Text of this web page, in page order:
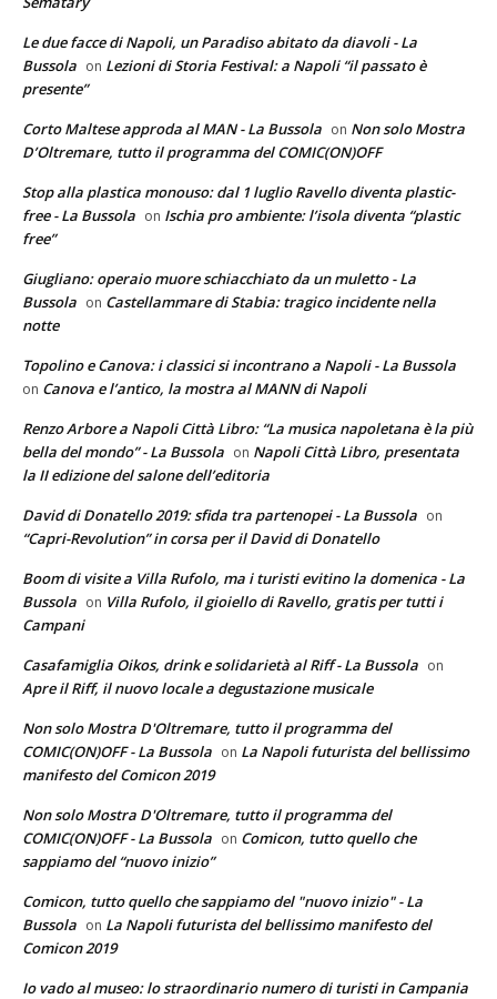
Le due facce di Napoli, un Paradiso abitato da diavoli - La
Bussola on Lezioni di Storia Festival: a Napoli “il passato è
presente”
Corto Maltese approda al MAN - La Bussola on Non solo Mostra
D’Oltremare, tutto il programma del COMIC(ON)OFF
Stop alla plastica monouso: dal 1 luglio Ravello diventa plastic-
free - La Bussola on Ischia pro ambiente: l’isola diventa “plastic
free”
Giugliano: operaio muore schiacchiato da un muletto - La
Bussola on Castellammare di Stabia: tragico incidente nella
notte
Topolino e Canova: i classici si incontrano a Napoli - La Bussola
on Canova e l’antico, la mostra al MANN di Napoli
Renzo Arbore a Napoli Città Libro: “La musica napoletana è la più
bella del mondo” - La Bussola on Napoli Città Libro, presentata
la II edizione del salone dell’editoria
David di Donatello 2019: sfida tra partenopei - La Bussola on
“Capri-Revolution” in corsa per il David di Donatello
Boom di visite a Villa Rufolo, ma i turisti evitino la domenica - La
Bussola on Villa Rufolo, il gioiello di Ravello, gratis per tutti i
Campani
Casafamiglia Oikos, drink e solidarietà al Riff - La Bussola on
Apre il Riff, il nuovo locale a degustazione musicale
Non solo Mostra D'Oltremare, tutto il programma del
COMIC(ON)OFF - La Bussola on La Napoli futurista del bellissimo
manifesto del Comicon 2019
Non solo Mostra D'Oltremare, tutto il programma del
COMIC(ON)OFF - La Bussola on Comicon, tutto quello che
sappiamo del “nuovo inizio”
Comicon, tutto quello che sappiamo del "nuovo inizio" - La
Bussola on La Napoli futurista del bellissimo manifesto del
Comicon 2019
Io vado al museo: lo straordinario numero di turisti in Campania